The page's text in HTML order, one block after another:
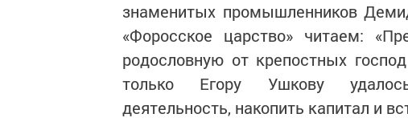
знаменитых промышленников
«Форосское царство» читаем:
родословную от крепостных
только Егору Ушкову
деятельность, накопить капитал и